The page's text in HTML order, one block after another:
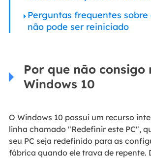
Perguntas frequentes sobre
não pode ser reiniciado
Por que não
Windows 10
O Windows 10 possui um recurso
linha chamado "Redefinir este PC",
seu PC seja redefinido para as
fábrica quando ele trava de repente.